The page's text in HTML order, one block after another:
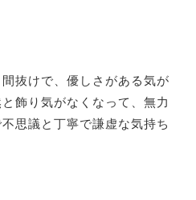
抜けで、優しさがある気が
飾り気がなくなって、無力
思議と丁寧で謙虚な気持ち